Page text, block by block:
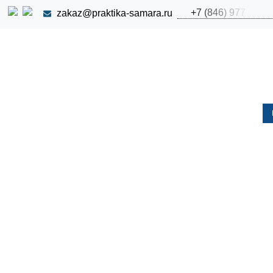
zakaz@praktika-samara.ru +7 (846) 977